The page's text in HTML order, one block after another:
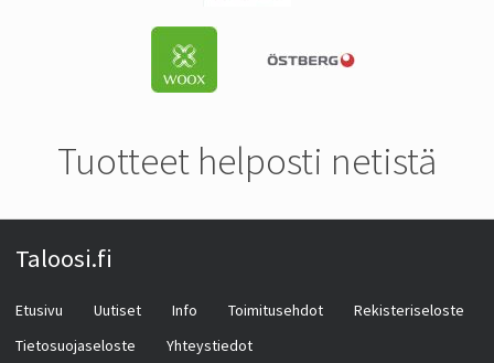
Tuotteet helposti netistä
Taloosi.fi
Etusivu Uutiset Info Toimitusehdot
Rekisteriseloste
Tietosuojaseloste
Yhteystiedot